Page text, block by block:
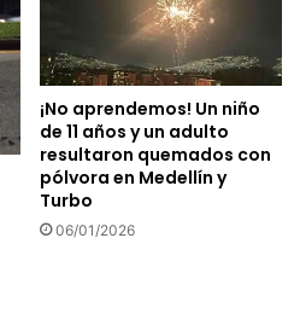
¡No aprendemos! Un niño
de 11 años y un adulto
resultaron quemados con
pólvora en Medellín y
Turbo
06/01/2026